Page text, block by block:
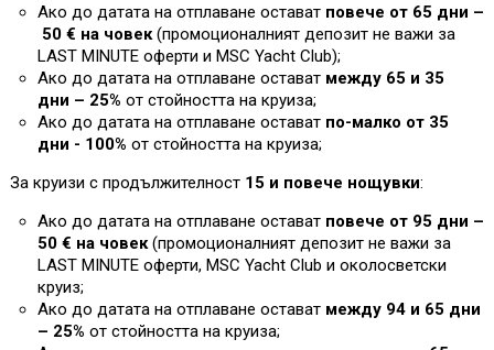
Ако до датата на отплаване остават повече от 65 дни –
50 € на човек(промоционалният депозит не важи за
LAST MINUTE оферти и MSC Yacht Club);
Ако до датата на отплаване остават между 65 и 35
дни – 25% от стойността на круиза;
Ако до датата на отплаване остават по-малко от 35
дни - 100% от стойността на круиза;
За круизи с продължителност 15 и повече нощувки:
Ако до датата на отплаване остават повече от 95 дни –
50 € на човек(промоционалният депозит не важи за
LAST MINUTE оферти, MSC Yacht Club и околосветски
круиз;
Ако до датата на отплаване остават между 94 и 65 дни
– 25% от стойността на круиза;